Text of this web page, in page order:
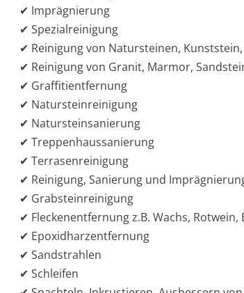
✔ Imprägnierung
✔ Spezialreinigung
✔ Reinigung von Natursteinen,
✔ Reinigung von Granit, Marmor,
✔ Graffitientfernung
✔ Natursteinreinigung
✔ Natursteinsanierung
✔ Treppenhaussanierung
✔ Terrasenreinigung
✔ Reinigung, Sanierung und
✔ Grabsteinreinigung
✔ Fleckenentfernung z.B. Wachs,
✔ Epoxidharzentfernung
✔ Sandstrahlen
✔ Schleifen